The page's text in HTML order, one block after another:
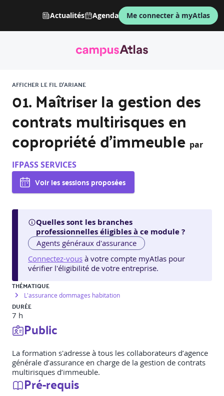
Actualités Agenda Me connecter à myAtlas
AFFICHER LE FIL D'ARIANE
01. Maîtriser la gestion des
contrats multirisques en
copropriété d’immeuble par
IFPASS SERVICES
Voir les sessions proposées
Quelles sont les branches
professionnelles éligibles à ce module ?
Agents généraux d'assurance
Connectez-vous à votre compte myAtlas pour
vérifier l'éligibilité de votre entreprise.
THÉMATIQUE
L'assurance dommages habitation
DURÉE
7 h
Public
La formation s'adresse à tous les collaborateurs d’agence
générale d’assurance en charge de la gestion de contrats
multirisques d’immeuble.
Pré-requis